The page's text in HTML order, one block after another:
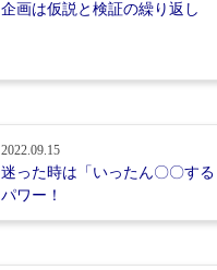
企画は仮説と検証の繰り返し
2022.09.15
迷った時は「いったん〇〇す
パワー！